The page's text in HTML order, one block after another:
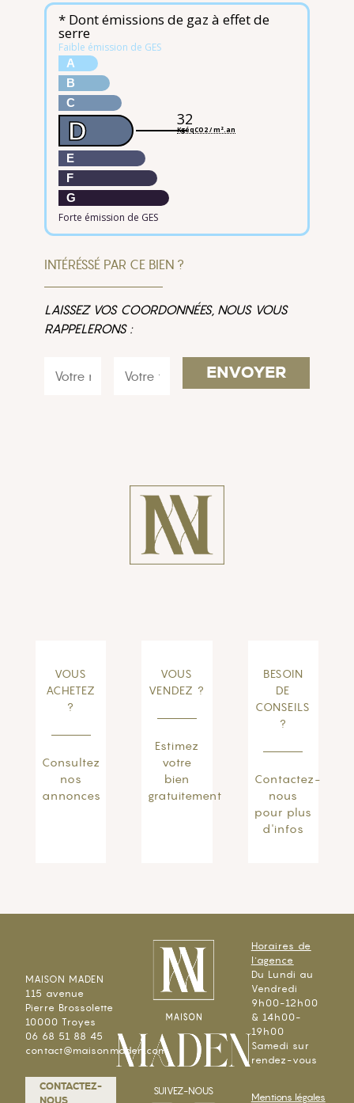
* Dont émissions de gaz à effet de
serre
Faible émission de GES
A
B
C
D
E
F
G
Forte émission de GES
32
KgéqCO2 / m².an
INTÉRÉSSÉ PAR CE BIEN ?
LAISSEZ VOS COORDONNÉES, NOUS VOUS
RAPPELERONS :
VOUS
ACHETEZ
?
Consultez
nos
annonces
VOUS
VENDEZ ?
Estimez
votre
bien
gratuitement
BESOIN
DE
CONSEILS
?
Contactez-
nous
pour plus
d'infos
MAISON MADEN
115 avenue
Pierre Brossolette
10000 Troyes
06 68 51 88 45
contact@maisonmaden.com
CONTACTEZ-
NOUS
SUIVEZ-NOUS
Horaires de
l'agence
Du Lundi au
Vendredi
9h00-12h00
& 14h00-
19h00
Samedi sur
rendez-vous
Mentions légales